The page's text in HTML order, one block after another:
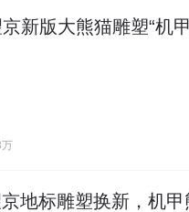
新版大熊猫雕塑“机
地标雕塑换新，机